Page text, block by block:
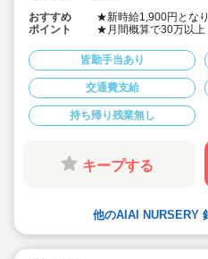
おすすめ
ポイント
★新時給1,900円となり
★月間概算で30万以上
17:30 など週5日程度
歓迎です
★早番、遅番で勤務し
ください
★派遣スタッフの受け
で安心です
★保育士専任のコンサ
★英語は遊びを通して
います。異文化にふれ
います
皆勤手当あり
交通費支給
持ち帰り残業無し
キープする
他のAIAI NURSERY